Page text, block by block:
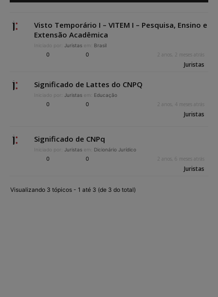
Visto Temporário I – VITEM I – Pesquisa, Ensino e
Extensão Acadêmica
Iniciado por: Juristas em: Brasil
0 0 2 anos, 2 meses atrás
Juristas
Significado de Lattes do CNPQ
Iniciado por: Juristas em: Educação
0 0 2 anos, 4 meses atrás
Juristas
Significado de CNPq
Iniciado por: Juristas em: Dicionário Jurídico
0 0 2 anos, 6 meses atrás
Juristas
Visualizando 3 tópicos - 1 até 3 (de 3 do total)